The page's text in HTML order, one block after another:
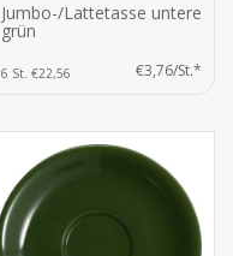
Jumbo-/Lattetasse untere
grün
6 St. €22,56 €3,76/St.*